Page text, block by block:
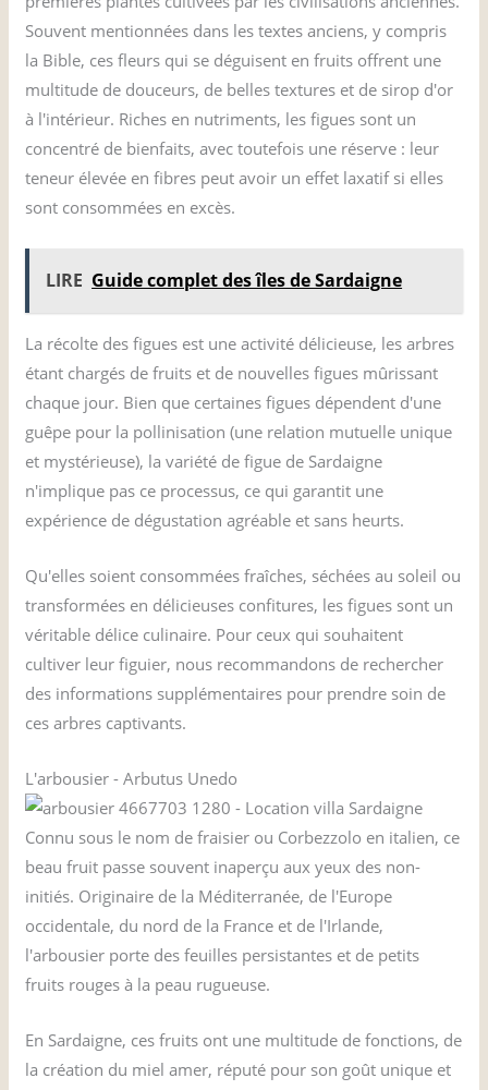
Souvent mentionnées dans les textes anciens, y compris
la Bible, ces fleurs qui se déguisent en fruits offrent une
multitude de douceurs, de belles textures et de sirop d'or
à l'intérieur. Riches en nutriments, les figues sont un
concentré de bienfaits, avec toutefois une réserve : leur
teneur élevée en fibres peut avoir un effet laxatif si elles
sont consommées en excès.
LIRE Guide complet des îles de Sardaigne
La récolte des figues est une activité délicieuse, les arbres
étant chargés de fruits et de nouvelles figues mûrissant
chaque jour. Bien que certaines figues dépendent d'une
guêpe pour la pollinisation (une relation mutuelle unique
et mystérieuse), la variété de figue de Sardaigne
n'implique pas ce processus, ce qui garantit une
expérience de dégustation agréable et sans heurts.
Qu'elles soient consommées fraîches, séchées au soleil ou
transformées en délicieuses confitures, les figues sont un
véritable délice culinaire. Pour ceux qui souhaitent
cultiver leur figuier, nous recommandons de rechercher
des informations supplémentaires pour prendre soin de
ces arbres captivants.
L'arbousier - Arbutus Unedo
Connu sous le nom de fraisier ou Corbezzolo en italien, ce
beau fruit passe souvent inaperçu aux yeux des non-
initiés. Originaire de la Méditerranée, de l'Europe
occidentale, du nord de la France et de l'Irlande,
l'arbousier porte des feuilles persistantes et de petits
fruits rouges à la peau rugueuse.
En Sardaigne, ces fruits ont une multitude de fonctions, de
la création du miel amer, réputé pour son goût unique et